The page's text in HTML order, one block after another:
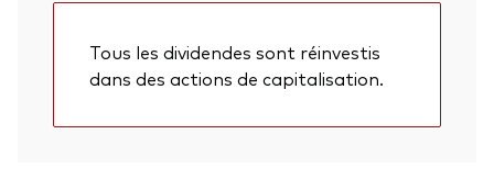
Tous les dividendes sont réinvestis
dans des actions de capitalisation.